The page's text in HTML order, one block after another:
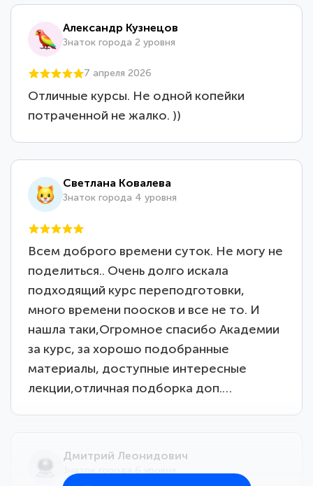
Александр Кузнецов
Знаток города 2 уровня
7 апреля 2026
Отличные курсы. Не одной копейки
потраченной не жалко. ))
Светлана Ковалева
Знаток города 4 уровня
Всем доброго времени суток. Не могу не
поделиться.. Очень долго искала
подходящий курс переподготовки,
много времени поосков и все не то. И
нашла таки,Огромное спасибо Академии
за курс, за хорошо подобранные
материалы, доступные интересные
лекции,отличная подборка доп.…
Дмитрий Леонидович